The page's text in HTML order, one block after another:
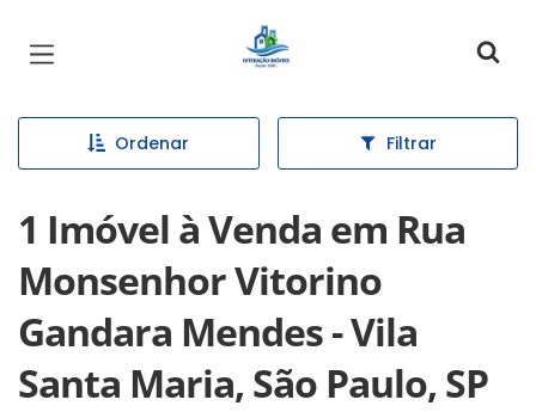
Página inicial
Ordenar Filtrar
1 Imóvel à Venda em Rua
Monsenhor Vitorino
Gandara Mendes - Vila
Santa Maria, São Paulo, SP